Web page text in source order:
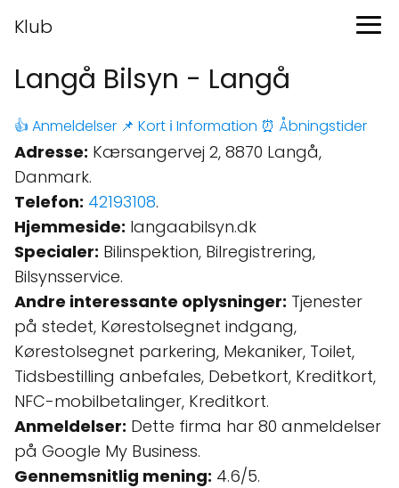
Klub
Langå Bilsyn - Langå
👍 Anmeldelser 📌 Kort ℹ️ Information ⏰ Åbningstider
Adresse: Kærsangervej 2, 8870 Langå,
Danmark.
Telefon: 42193108.
Hjemmeside: langaabilsyn.dk
Specialer: Bilinspektion, Bilregistrering,
Bilsynsservice.
Andre interessante oplysninger: Tjenester
på stedet, Kørestolsegnet indgang,
Kørestolsegnet parkering, Mekaniker, Toilet,
Tidsbestilling anbefales, Debetkort, Kreditkort,
NFC-mobilbetalinger, Kreditkort.
Anmeldelser: Dette firma har 80 anmeldelser
på Google My Business.
Gennemsnitlig mening: 4.6/5.